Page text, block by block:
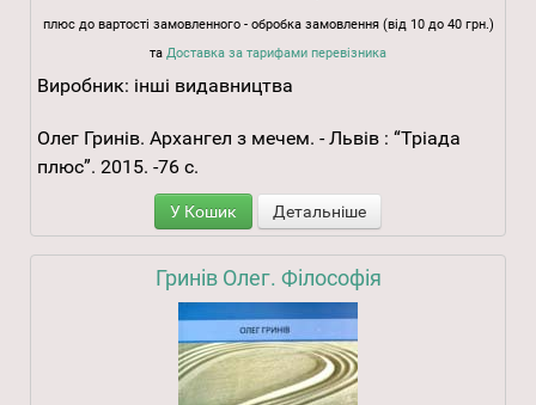
плюс до вартості замовленного - обробка замовлення (від 10 до 40 грн.)
та Доставка за тарифами перевізника
Виробник: інші видавництва
Олег Гринів. Архангел з мечем. - Львів : “Тріада
плюс”. 2015. -76 с.
У Кошик Детальніше
Гринів Олег. Філософія